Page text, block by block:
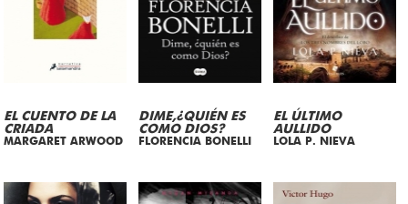
EL CUENTO DE LA
CRIADA
MARGARET ARWOOD
DIME,¿QUIÉN ES
COMO DIOS?
FLORENCIA BONELLI
EL ÚLTIMO
AULLIDO
LOLA P. NIEVA